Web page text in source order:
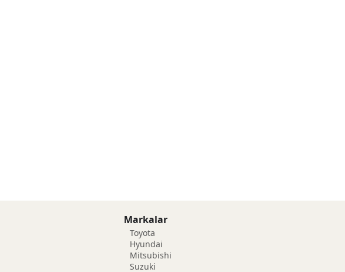
Markalar
Toyota
Hyundai
Mitsubishi
Suzuki